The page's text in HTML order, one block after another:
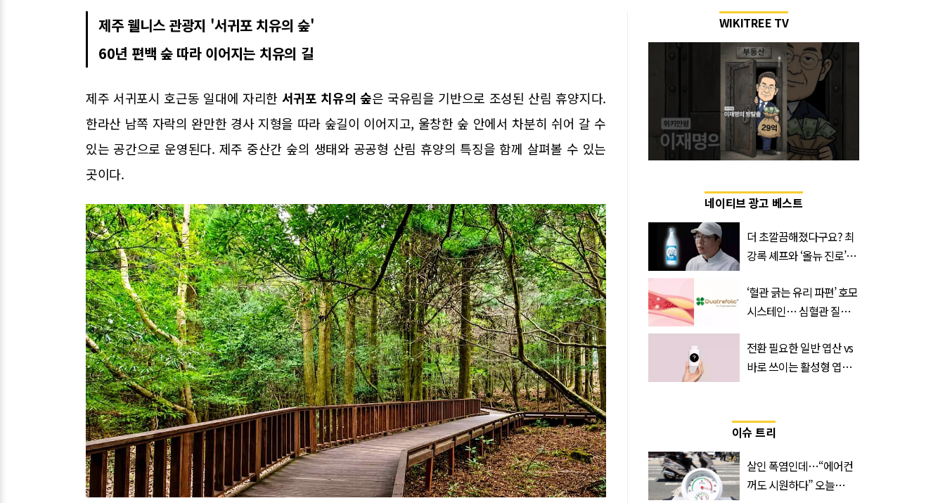
제주 웰니스 관광지 '서귀포 치유의 숲'
60년 편백 숲 따라 이어지는 치유의 길
제주 서귀포시 호근동 일대에 자리한 서귀포 치유의 숲은 국유림을 기반으로 조성된 산림 휴양지다.
한라산 남쪽 자락의 완만한 경사 지형을 따라 숲길이 이어지고, 울창한 숲 안에서 차분히 쉬어 갈 수
있는 공간으로 운영된다. 제주 중산간 숲의 생태와 공공형 산림 휴양의 특징을 함께 살펴볼 수 있는
곳이다.
WIKITREE TV
네이티브 광고 베스트
더 초깔끔해졌다구요? 최
강록 셰프와 ‘올뉴 진로’의
‘혈관 긁는 유리 파편’ 호모
시스테인… 심혈관 질환
전환 필요한 일반 엽산 vs
바로 쓰이는 활성형 엽
이슈 트리
살인 폭염인데…“에어컨
꺼도 시원하다” 오늘